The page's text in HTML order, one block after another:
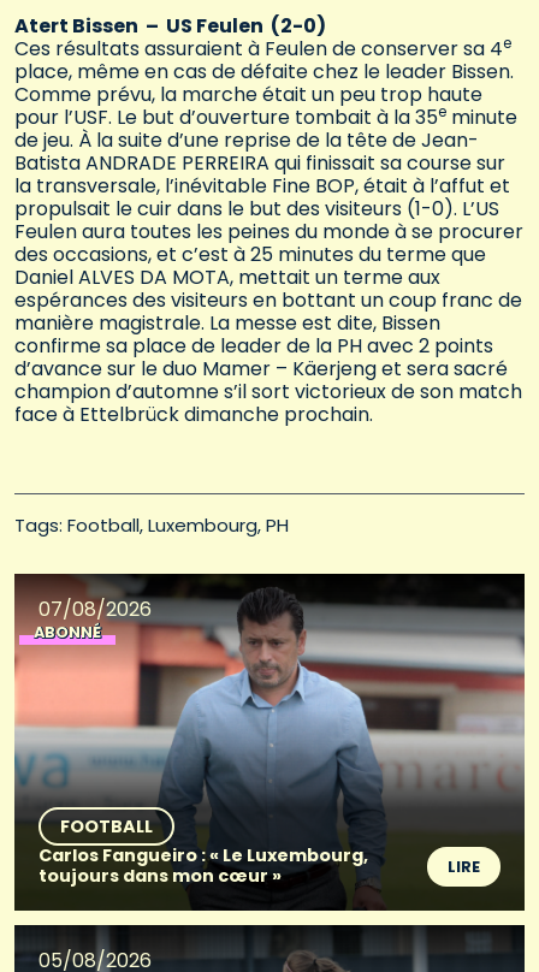
Atert Bissen – US Feulen (2-0)
Ces résultats assuraient à Feulen de conserver sa 4e
place, même en cas de défaite chez le leader Bissen.
Comme prévu, la marche était un peu trop haute
pour l’USF. Le but d’ouverture tombait à la 35e minute
de jeu. À la suite d’une reprise de la tête de Jean-
Batista ANDRADE PERREIRA qui finissait sa course sur
la transversale, l’inévitable Fine BOP, était à l’affut et
propulsait le cuir dans le but des visiteurs (1-0). L’US
Feulen aura toutes les peines du monde à se procurer
des occasions, et c’est à 25 minutes du terme que
Daniel ALVES DA MOTA, mettait un terme aux
espérances des visiteurs en bottant un coup franc de
manière magistrale. La messe est dite, Bissen
confirme sa place de leader de la PH avec 2 points
d’avance sur le duo Mamer – Käerjeng et sera sacré
champion d’automne s’il sort victorieux de son match
face à Ettelbrück dimanche prochain.
Tags: Football Luxembourg PH
07/08/2026
ABONNÉ
FOOTBALL
Carlos Fangueiro : « Le Luxembourg,
toujours dans mon cœur »
LIRE
05/08/2026